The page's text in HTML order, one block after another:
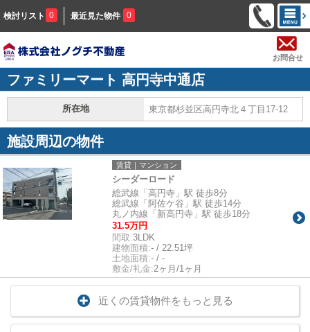
検討リスト 0 最近見た物件 0
お問合せ
ファミリーマート 高円寺中通店
所在地 東京都杉並区高円寺北４丁目17-12
施設周辺の物件
賃貸｜マンション
シーダーロード
総武線「高円寺」駅 徒歩8分
総武線「阿佐ケ谷」駅 徒歩14分
丸ノ内線「新高円寺」駅 徒歩18分
31.5万円
間取:3LDK
建物面積:- / 22.51坪
土地面積:- / -
敷金/礼金:2ヶ月/1ヶ月
近くの賃貸物件をもっと見る